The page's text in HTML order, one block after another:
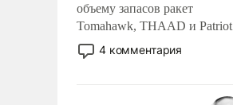
объему запасов ракет
Tomahawk, THAAD и Patriot
США потребуется более трех
лет. Даже небольшая война с
4 комментария